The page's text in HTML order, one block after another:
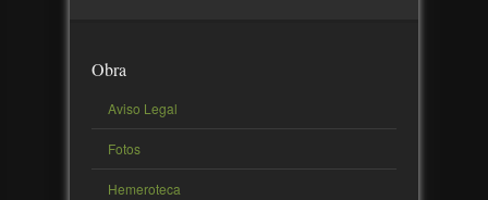
Obra
Aviso Legal
Fotos
Hemeroteca